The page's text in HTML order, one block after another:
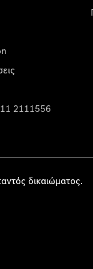
2111556
δικαιώματος.